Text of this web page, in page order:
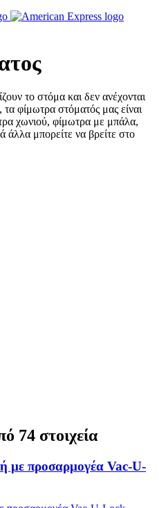
το στόμα και δεν ανέχονται
τα φίμωτρα στόματός μας είναι
χωνιού, φίμωτρα με μπάλα,
άλλα μπορείτε να βρείτε στο
74 στοιχεία
με προσαρμογέα Vac-U-